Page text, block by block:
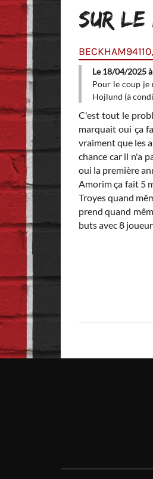
SUR LE
2 passes dé pour
Le 18/04/2025
Pour le coup je
Hojlund (à
C'est tout le
marquait oui ça
vraiment que les
chance car il n'a
oui la première
Amorim ça fait 5
Troyes quand
prend quand
buts avec 8